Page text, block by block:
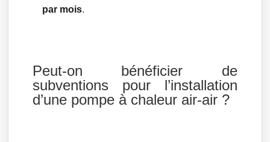
par mois.
Peut-on bénéficier de
subventions pour l’installation
d’une pompe à chaleur air-air ?